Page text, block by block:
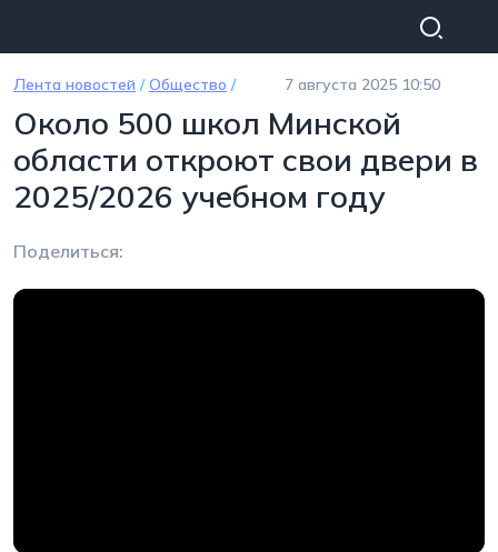
Лента новостей /Общество / 7 августа 2025 10:50
Около 500 школ Минской
области откроют свои двери в
2025/2026 учебном году
Поделиться: